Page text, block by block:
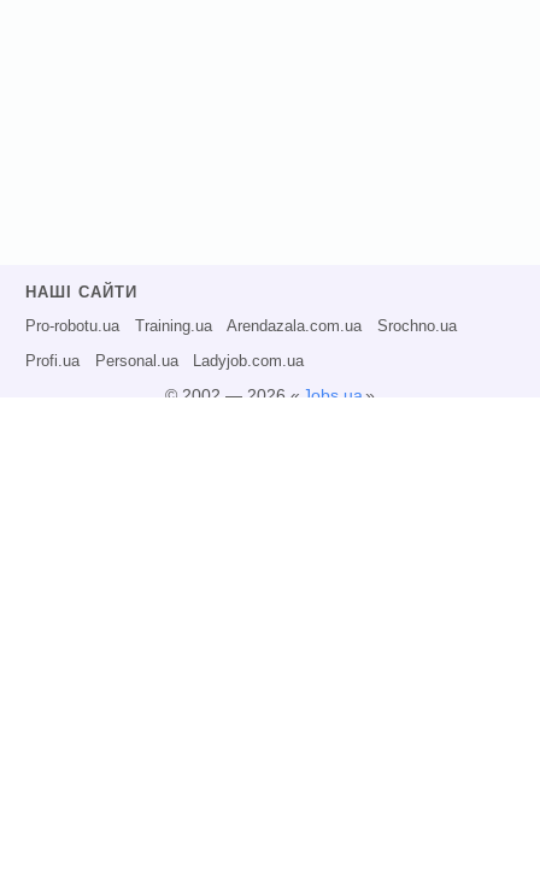
НАШІ САЙТИ
Pro-robotu.ua Training.ua Arendazala.com.ua Srochno.ua
Profi.ua Personal.ua Ladyjob.com.ua
© 2002 — 2026 « Jobs.ua»